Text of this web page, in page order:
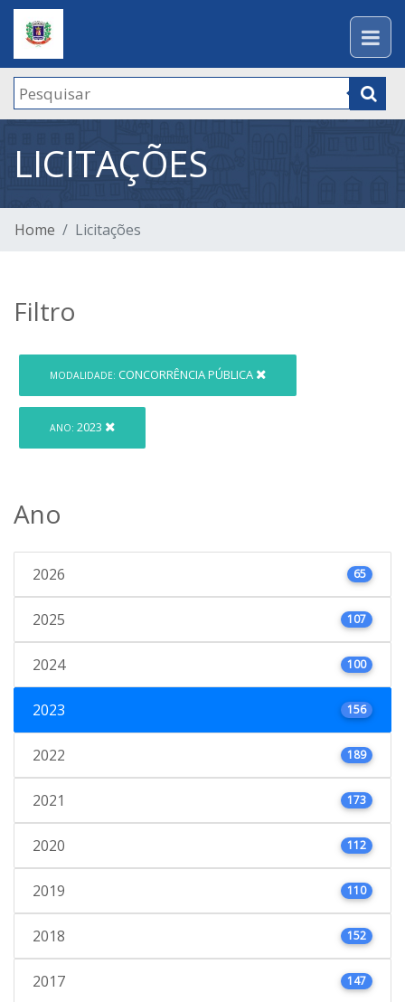
LICITAÇÕES
Home Licitações
Filtro
MODALIDADE: CONCORRÊNCIA PÚBLICA
ANO: 2023
Ano
2026 65
2025 107
2024 100
2023 156
2022 189
2021 173
2020 112
2019 110
2018 152
2017 147